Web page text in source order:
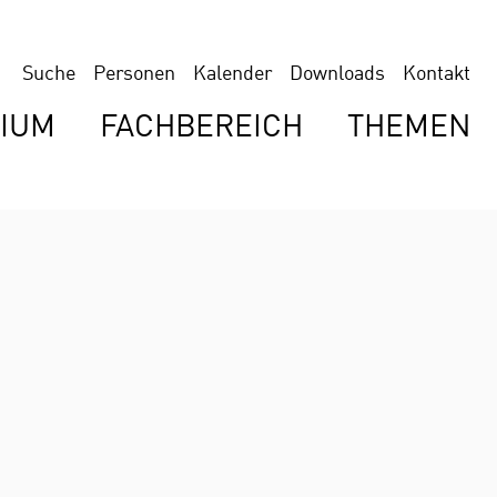
Suche Personen Kalender Downloads Kontakt
FACHBEREICH THEMEN